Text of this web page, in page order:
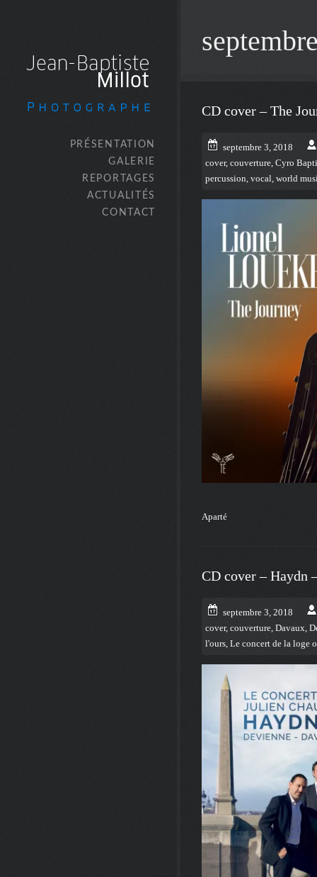
PRÉSENTATION
GALERIE
REPORTAGES
ACTUALITÉS
CONTACT
CD cover – The
septembre 3, 2018
cover, couverture, Cyro
percussion, vocal, world
Aparté
CD cover – Haydn
septembre 3, 2018
cover, couverture, Davaux,
l'ours, Le concert de la loge